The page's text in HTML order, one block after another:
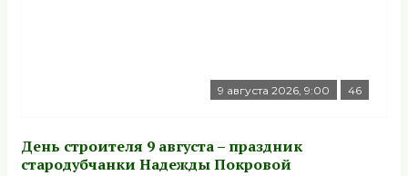
9 августа 2026, 9:00 46
День строителя 9 августа – праздник
стародубчанки Надежды Покровой